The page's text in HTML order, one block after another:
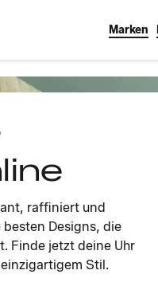
Marken
raffiniert und
Designs, die
Finde jetzt deine Uhr
Stil.